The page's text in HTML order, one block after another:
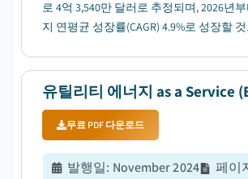
로 4억 3,540만 달러로 추정되며, 2026년
지 연평균 성장률(CAGR) 4.9%로 성장할
유틸리티 에너지 as a Service
무료 PDF 다운로드
발행일: November 2024 페이